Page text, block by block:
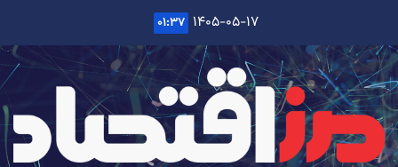
content
۱۴۰۵-۰۵-۱۷ ۰۱:۳۷